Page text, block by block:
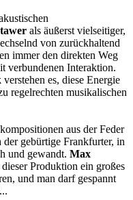
als äußerst vielseitiger,
von zurückhaltend
immer den direkten Weg
verbundenen Interaktion.
verstehen es, diese Energie
regelrechten musikalischen
aus der Feder
gebürtige Frankfurter, in
und gewandt. Max
Produktion ein großes
und man darf gespannt